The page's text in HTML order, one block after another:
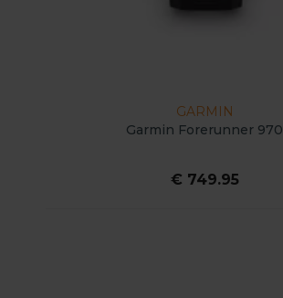
GARMIN
Garmin Forerunner 970
€ 749.95